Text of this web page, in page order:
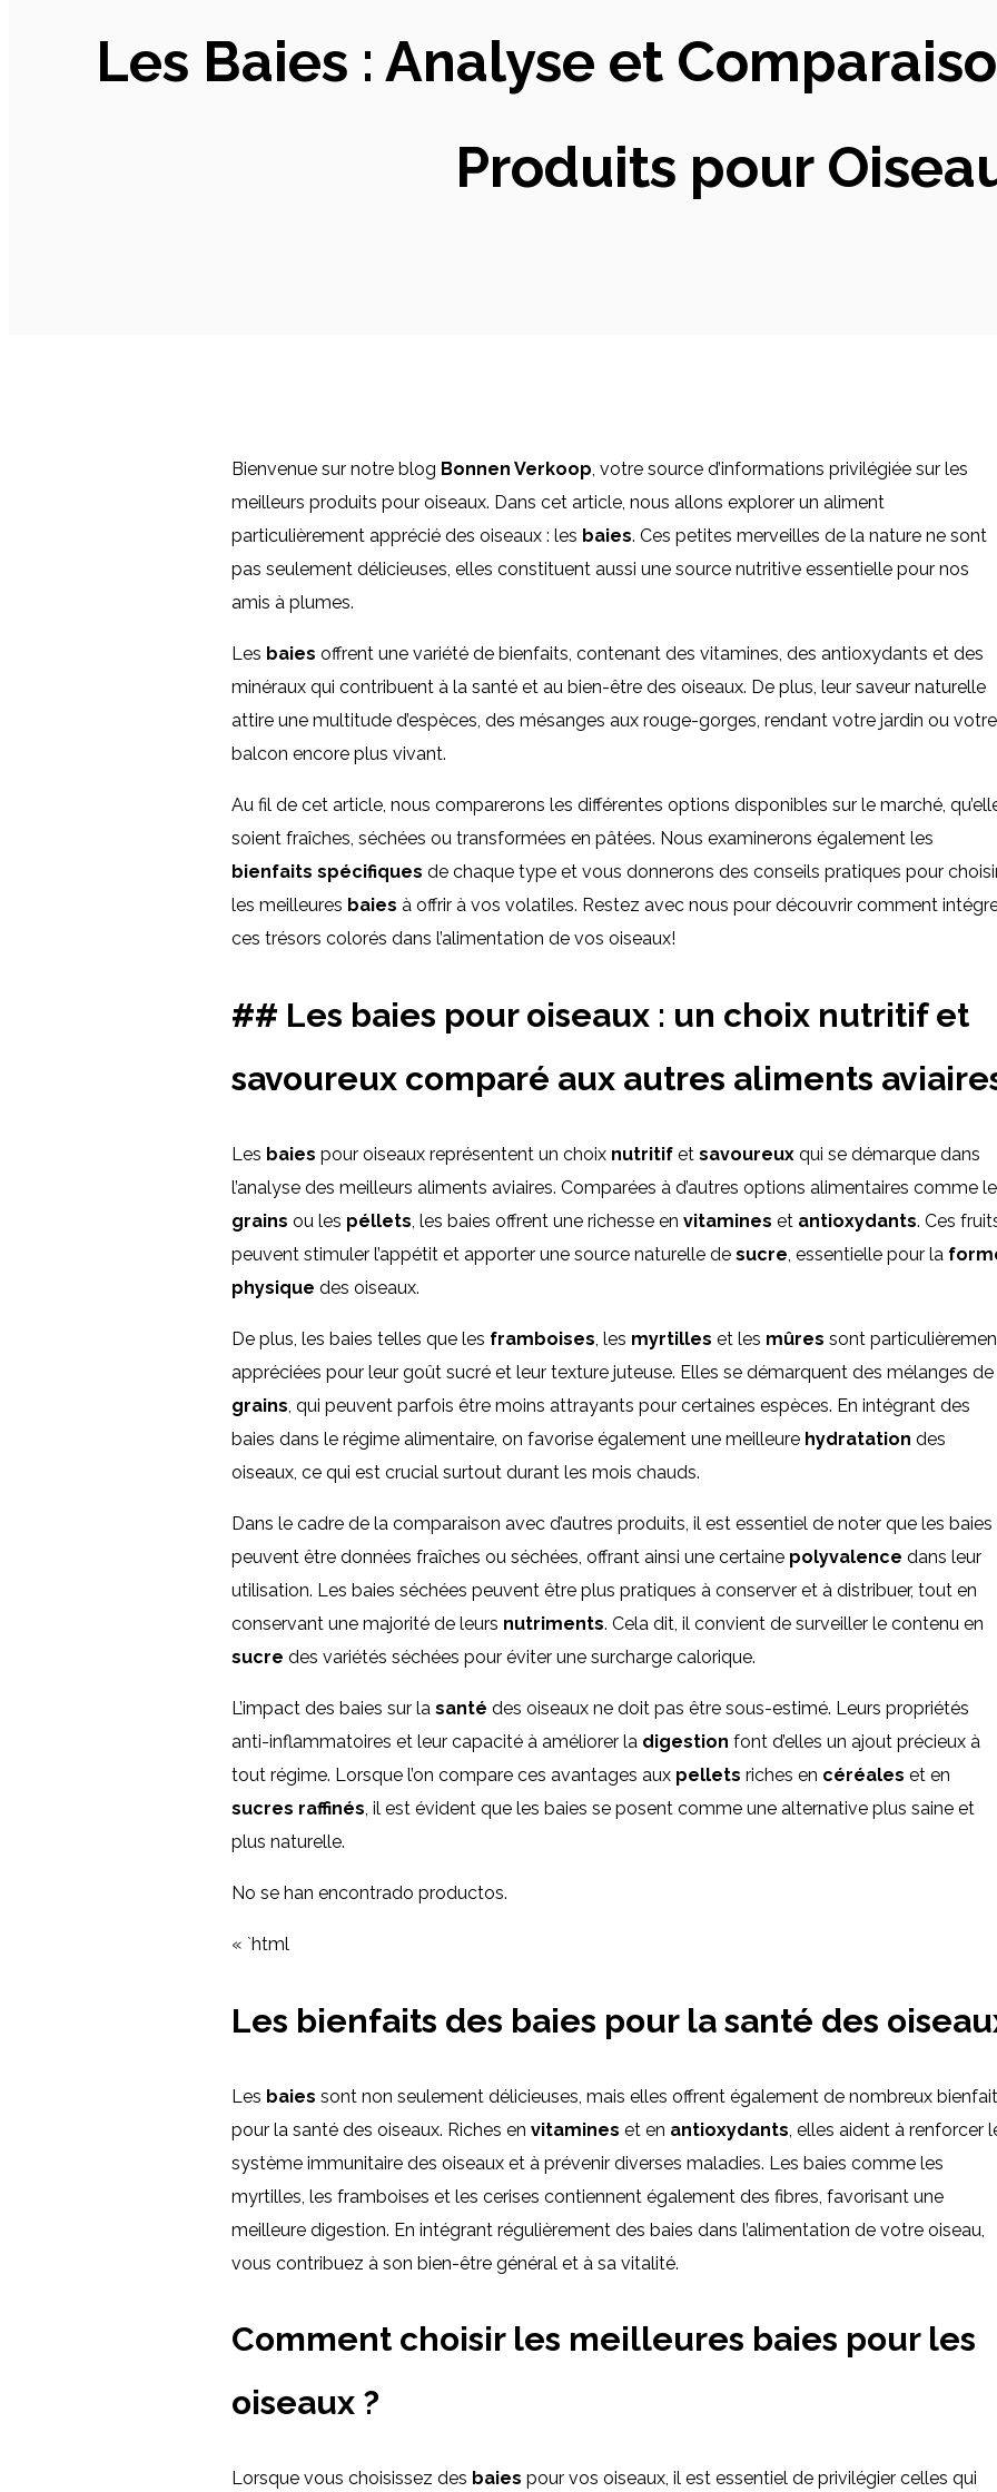
Les Baies : Analyse et
Produits pour
Bienvenue sur notre blog Bonnen Verkoop, votre source d’informations privilégiée sur les
meilleurs produits pour oiseaux. Dans cet article, nous allons explorer un aliment
particulièrement apprécié des oiseaux : les baies. Ces petites merveilles de la nature ne sont
pas seulement délicieuses, elles constituent aussi une source nutritive essentielle pour nos
amis à plumes.
Les baies offrent une variété de bienfaits, contenant des vitamines, des antioxydants et des
minéraux qui contribuent à la santé et au bien-être des oiseaux. De plus, leur saveur naturelle
attire une multitude d’espèces, des mésanges aux rouge-gorges, rendant votre jardin ou votre
balcon encore plus vivant.
Au fil de cet article, nous comparerons les différentes options disponibles sur le marché,
soient fraîches, séchées ou transformées en pâtées. Nous examinerons également les
bienfaits spécifiques de chaque type et vous donnerons des conseils pratiques pour
les meilleures baies à offrir à vos volatiles. Restez avec nous pour découvrir comment
ces trésors colorés dans l’alimentation de vos oiseaux!
## Les baies pour oiseaux : un choix nutritif et
savoureux comparé aux autres aliments
Les baies pour oiseaux représentent un choix nutritif et savoureux qui se démarque dans
l’analyse des meilleurs aliments aviaires. Comparées à d’autres options alimentaires comme
grains ou les péllets , les baies offrent une richesse en vitamines et antioxydants. Ces
peuvent stimuler l’appétit et apporter une source naturelle de sucre , essentielle pour la
physique des oiseaux.
De plus, les baies telles que les framboises , les myrtilles et les mûres sont
appréciées pour leur goût sucré et leur texture juteuse. Elles se démarquent des mélanges de
grains , qui peuvent parfois être moins attrayants pour certaines espèces. En intégrant des
baies dans le régime alimentaire, on favorise également une meilleure hydratation des
oiseaux, ce qui est crucial surtout durant les mois chauds.
Dans le cadre de la comparaison avec d’autres produits, il est essentiel de noter que les baies
peuvent être données fraîches ou séchées, offrant ainsi une certaine polyvalence dans leur
utilisation. Les baies séchées peuvent être plus pratiques à conserver et à distribuer, tout en
conservant une majorité de leurs nutriments. Cela dit, il convient de surveiller le contenu en
sucre des variétés séchées pour éviter une surcharge calorique.
L’impact des baies sur la santé des oiseaux ne doit pas être sous-estimé. Leurs propriétés
anti-inflammatoires et leur capacité à améliorer la digestion font d’elles un ajout précieux à
tout régime. Lorsque l’on compare ces avantages aux pellets riches en céréales et en
sucres raffinés , il est évident que les baies se posent comme une alternative plus saine et
plus naturelle.
No se han encontrado productos.
« `html
Les bienfaits des baies pour la santé des
Les baies sont non seulement délicieuses, mais elles offrent également de nombreux
pour la santé des oiseaux. Riches en vitamines et en antioxydants , elles aident à renforcer
système immunitaire des oiseaux et à prévenir diverses maladies. Les baies comme les
myrtilles, les framboises et les cerises contiennent également des fibres, favorisant une
meilleure digestion. En intégrant régulièrement des baies dans l’alimentation de votre oiseau,
vous contribuez à son bien-être général et à sa vitalité.
Comment choisir les meilleures baies pour les
oiseaux ?
Lorsque vous choisissez des baies pour vos oiseaux, il est essentiel de privilégier celles qui